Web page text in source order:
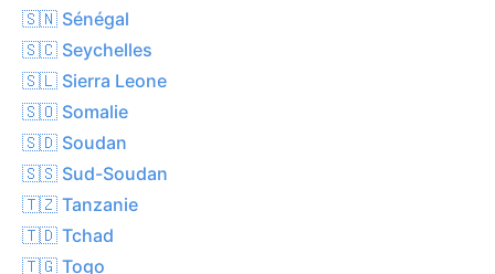
🇸🇳 Sénégal
🇸🇨 Seychelles
🇸🇱 Sierra Leone
🇸🇴 Somalie
🇸🇩 Soudan
🇸🇸 Sud-Soudan
🇹🇿 Tanzanie
🇹🇩 Tchad
🇹🇬 Togo